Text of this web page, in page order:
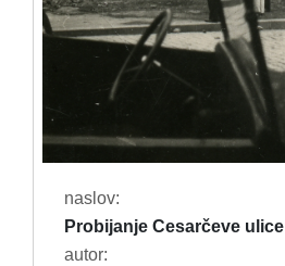
naslov:
Probijanje Cesarčeve ulice
autor: